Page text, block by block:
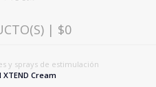
| $0
y sprays de estimulación
XTEND Cream